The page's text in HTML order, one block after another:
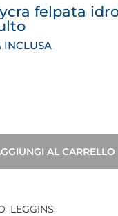
felpata
INCLUSA
AL CARRELLO